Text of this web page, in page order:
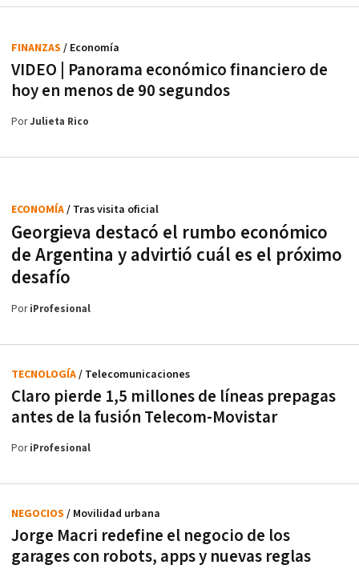
VIDEO | Panorama económico financiero de
hoy en menos de 90 segundos
FINANZAS / Economía
PorJulieta Rico
Georgieva destacó el rumbo económico
de Argentina y advirtió cuál es el próximo
desafío
ECONOMÍA/ Tras visita oficial
PoriProfesional
Claro pierde 1,5 millones de líneas prepagas
antes de la fusión Telecom-Movistar
TECNOLOGÍA/ Telecomunicaciones
PoriProfesional
Jorge Macri redefine el negocio de los
garages con robots, apps y nuevas reglas
NEGOCIOS / Movilidad urbana